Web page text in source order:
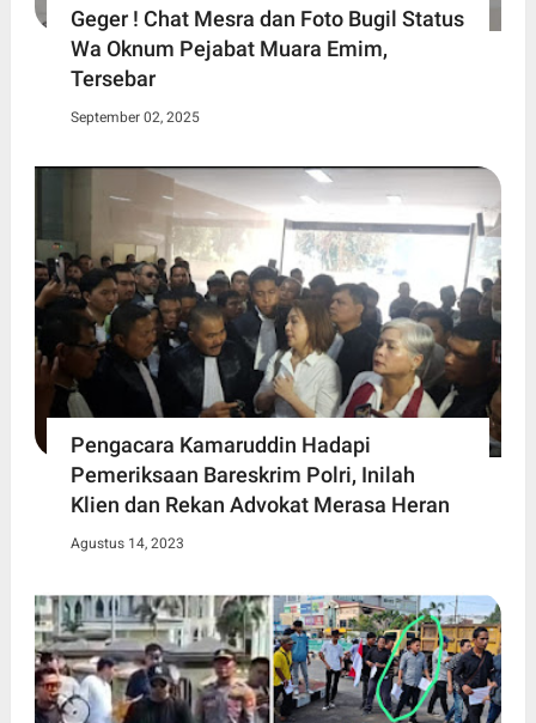
Geger ! Chat Mesra dan Foto Bugil Status
Wa Oknum Pejabat Muara Emim,
Tersebar
September 02, 2025
Pengacara Kamaruddin Hadapi
Pemeriksaan Bareskrim Polri, Inilah
Klien dan Rekan Advokat Merasa Heran
Agustus 14, 2023